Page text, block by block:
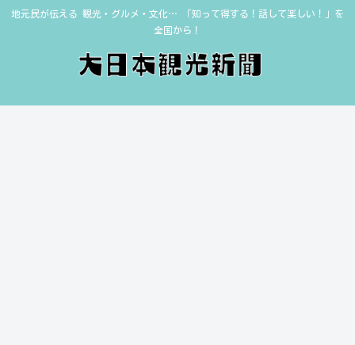
地元民が伝える 観光・グルメ・文化… 「知って得する！話して楽しい！」を
全国から！